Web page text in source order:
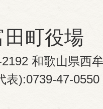
田町役場
和歌山県西
表):0739-47-